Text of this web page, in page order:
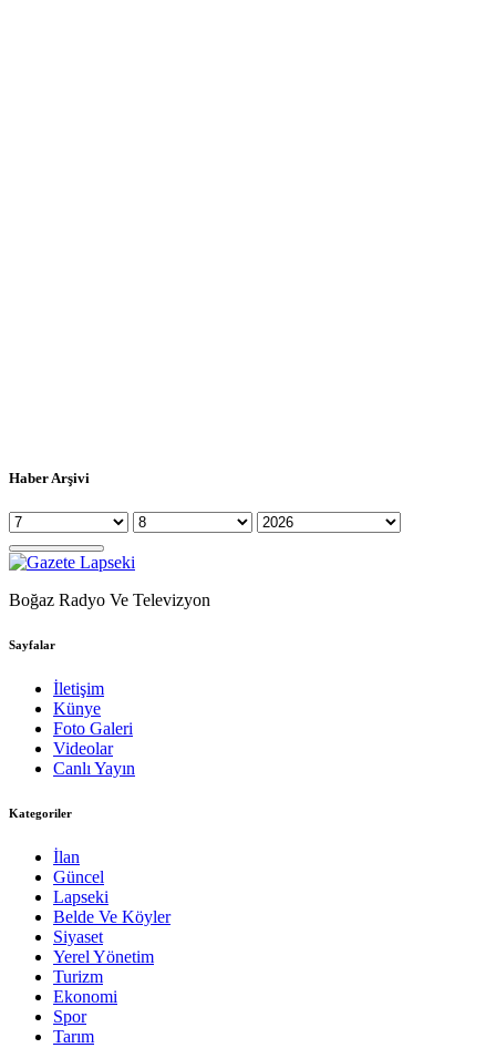
Haber Arşivi
Boğaz Radyo Ve Televizyon
Sayfalar
İletişim
Künye
Foto Galeri
Videolar
Canlı Yayın
Kategoriler
İlan
Güncel
Lapseki
Belde Ve Köyler
Siyaset
Yerel Yönetim
Turizm
Ekonomi
Spor
Tarım